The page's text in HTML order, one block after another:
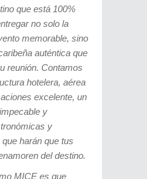
que está 100%
no solo la
memorable, sino
auténtica que
reunión. Contamos
hotelera, aérea
excelente, un
y
y
harán que tus
del destino.
MICE es que